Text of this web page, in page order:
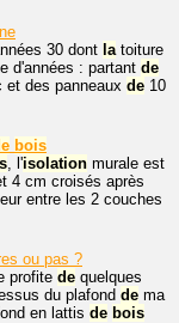
30 dont latoiture
d'années : partant de
et des panneaux de 10
bois
, l'isolation murale est
4 cm croisés après
entre les 2 couches
ou pas ?
profite de quelques
du plafond de ma
en lattis de bois